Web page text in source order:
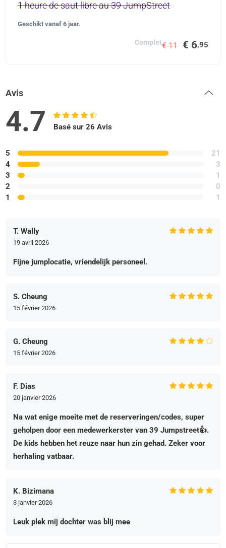
1 heure de saut libre au 39 JumpStreet
Geschikt vanaf 6 jaar.
€ 11 € 6,95
Complet
Avis
4.7 Basé sur 26 Avis
5
4
3
2
1
21
3
1
0
1
T. Wally
19 avril 2026
Fijne jumplocatie, vriendelijk personeel.
S. Cheung
15 février 2026
G. Cheung
15 février 2026
F. Dias
20 janvier 2026
Na wat enige moeite met de reserveringen/codes, super
geholpen door een medewerkerster van 39 Jumpstreet👍.
De kids hebben het reuze naar hun zin gehad. Zeker voor
herhaling vatbaar.
K. Bizimana
3 janvier 2026
Leuk plek mij dochter was blij mee